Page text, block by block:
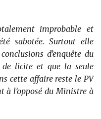
improbable et
sabotée. Surtout elle
d’enquête du
licite et que la seule
cette affaire reste le PV
à l’opposé du Ministre à